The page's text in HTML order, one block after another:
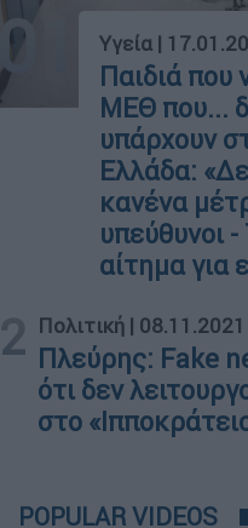
01 Υγεία |
Παιδιά που
ΜΕΘ που...
υπάρχουν
Ελλάδα:
κανένα
υπεύθυνοι -
αίτημα για
Πολιτική | 08.11.2021
Πλεύρης: Fake
ότι δεν
στο
POPULAR VIDEOS